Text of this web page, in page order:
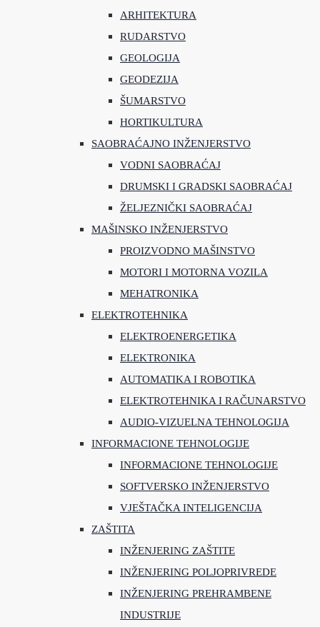
ARHITEKTURA
RUDARSTVO
GEOLOGIJA
GEODEZIJA
ŠUMARSTVO
HORTIKULTURA
SAOBRAĆAJNO INŽENJERSTVO
VODNI SAOBRAĆAJ
DRUMSKI I GRADSKI SAOBRAĆAJ
ŽELJEZNIČKI SAOBRAĆAJ
MAŠINSKO INŽENJERSTVO
PROIZVODNO MAŠINSTVO
MOTORI I MOTORNA VOZILA
MEHATRONIKA
ELEKTROTEHNIKA
ELEKTROENERGETIKA
ELEKTRONIKA
AUTOMATIKA I ROBOTIKA
ELEKTROTEHNIKA I RAČUNARSTVO
AUDIO-VIZUELNA TEHNOLOGIJA
INFORMACIONE TEHNOLOGIJE
INFORMACIONE TEHNOLOGIJE
SOFTVERSKO INŽENJERSTVO
VJEŠTAČKA INTELIGENCIJA
ZAŠTITA
INŽENJERING ZAŠTITE
INŽENJERING POLJOPRIVREDE
INŽENJERING PREHRAMBENE
INDUSTRIJE